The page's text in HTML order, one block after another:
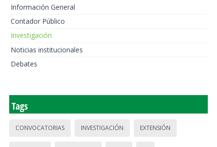
Información General
Contador Público
Investigación
Noticias institucionales
Debates
Tags
CONVOCATORIAS INVESTIGACIÓN EXTENSIÓN